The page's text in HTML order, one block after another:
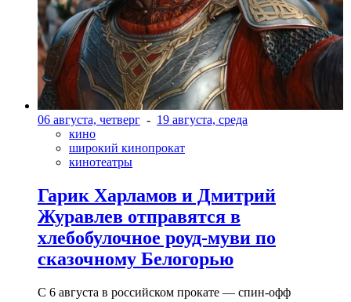
06 августа, четверг - 19 августа, среда
кино
широкий кинопрокат
кинотеатры
Гарик Харламов и Дмитрий
Журавлев отправятся в
хлебобулочное роуд-муви по
сказочному Белогорью
С 6 августа в российском прокате — спин-офф